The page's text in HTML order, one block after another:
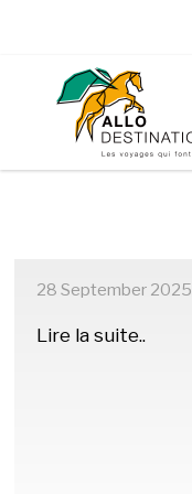
28 September 2025
Lire la suite..